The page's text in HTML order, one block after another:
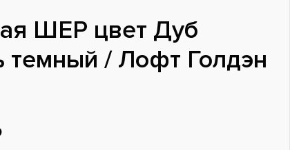
ШЕР цвет Дуб
темный / Лофт Голдэн